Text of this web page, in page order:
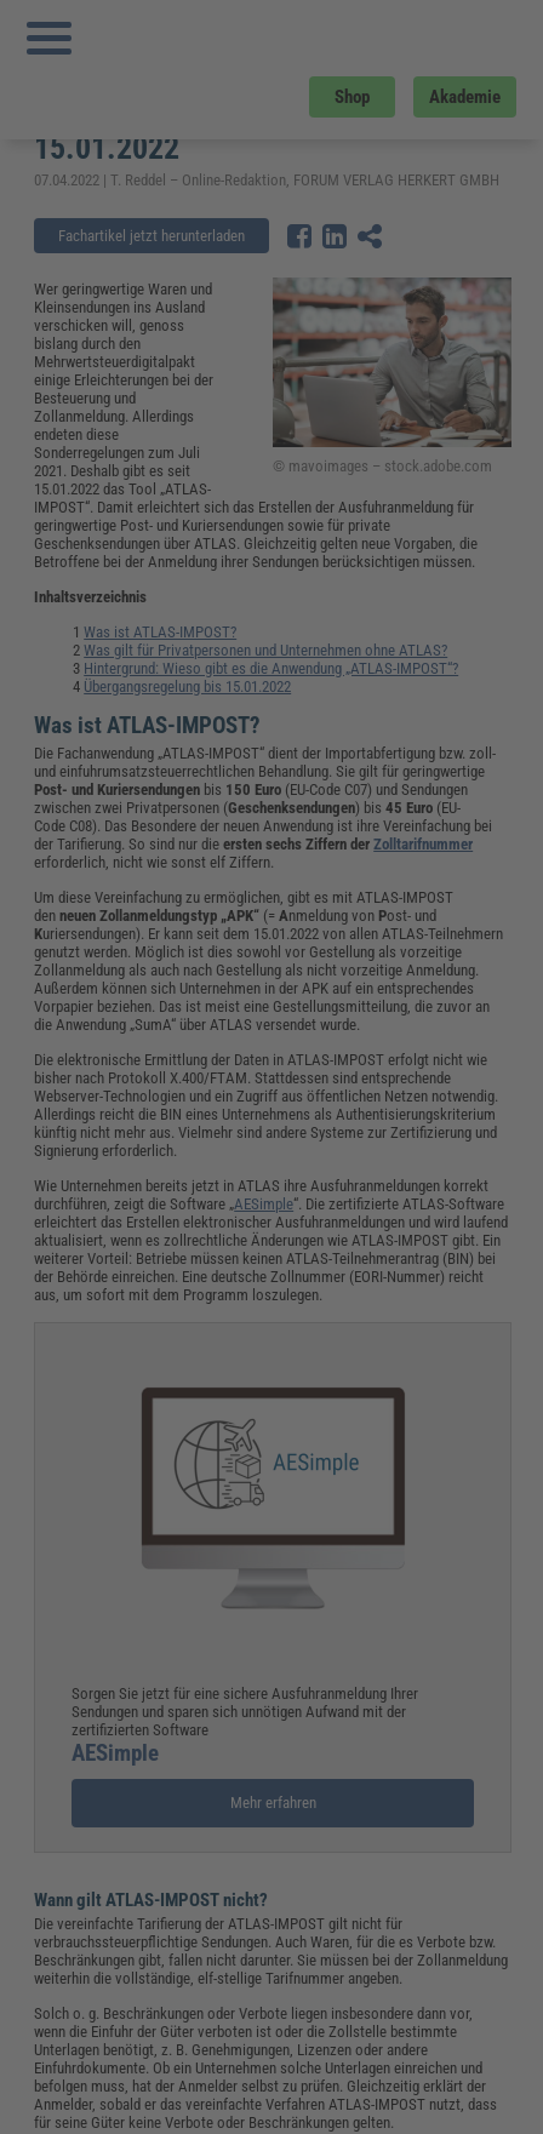
Shop Akademie
Sie sind hier:
Anwendung für Post- und Kuriersendungen ab 15.01.2022
ATLAS-IMPOST: Neue Anwendung
für Post- und Kuriersendungen ab
15.01.2022
07.04.2022 | T. Reddel – Online-Redaktion, FORUM VERLAG HERKERT GMBH
Fachartikel jetzt herunterladen
© mavoimages – stock.adobe.com
Wer geringwertige Waren und
Kleinsendungen ins Ausland
verschicken will, genoss
bislang durch den
Mehrwertsteuerdigitalpakt
einige Erleichterungen bei der
Besteuerung und
Zollanmeldung. Allerdings
endeten diese
Sonderregelungen zum Juli
2021. Deshalb gibt es seit
15.01.2022 das Tool „ATLAS-
IMPOST“. Damit erleichtert sich das Erstellen der Ausfuhranmeldung für
geringwertige Post- und Kuriersendungen sowie für private
Geschenksendungen über ATLAS. Gleichzeitig gelten neue Vorgaben, die
Betroffene bei der Anmeldung ihrer Sendungen berücksichtigen müssen.
Inhaltsverzeichnis
Was ist ATLAS-IMPOST?
Was gilt für Privatpersonen und Unternehmen ohne ATLAS?
Hintergrund: Wieso gibt es die Anwendung „ATLAS-IMPOST“?
Übergangsregelung bis 15.01.2022
Was ist ATLAS-IMPOST?
Die Fachanwendung „ATLAS-IMPOST“ dient der Importabfertigung bzw. zoll-
und einfuhrumsatzsteuerrechtlichen Behandlung. Sie gilt für geringwertige
Post- und Kuriersendungen bis 150 Euro (EU-Code C07) und Sendungen
zwischen zwei Privatpersonen (Geschenksendungen) bis45 Euro (EU-
Code C08). Das Besondere der neuen Anwendung ist ihre Vereinfachung bei
der Tarifierung. So sind nur die ersten sechs Ziffern derZolltarifnummer
erforderlich, nicht wie sonst elf Ziffern.
Um diese Vereinfachung zu ermöglichen, gibt es mit ATLAS-IMPOST
denneuen Zollanmeldungstyp „APK“ (= Anmeldung von Post- und
Kuriersendungen). Er kann seit dem 15.01.2022 von allen ATLAS-Teilnehmern
genutzt werden. Möglich ist dies sowohl vor Gestellung als vorzeitige
Zollanmeldung als auch nach Gestellung als nicht vorzeitige Anmeldung.
Außerdem können sich Unternehmen in der APK auf ein entsprechendes
Vorpapier beziehen. Das ist meist eine Gestellungsmitteilung, die zuvor an
die Anwendung „SumA“ über ATLAS versendet wurde.
Die elektronische Ermittlung der Daten in ATLAS-IMPOST erfolgt nicht wie
bisher nach Protokoll X.400/FTAM. Stattdessen sind entsprechende
Webserver-Technologien und ein Zugriff aus öffentlichen Netzen notwendig.
Allerdings reicht die BIN eines Unternehmens als Authentisierungskriterium
künftig nicht mehr aus. Vielmehr sind andere Systeme zur Zertifizierung und
Signierung erforderlich.
Wie Unternehmen bereits jetzt in ATLAS ihre Ausfuhranmeldungen korrekt
durchführen, zeigt die Software „AESimple“. Die zertifizierte ATLAS-Software
erleichtert das Erstellen elektronischer Ausfuhranmeldungen und wird laufend
aktualisiert, wenn es zollrechtliche Änderungen wie ATLAS-IMPOST gibt. Ein
weiterer Vorteil: Betriebe müssen keinen ATLAS-Teilnehmerantrag (BIN) bei
der Behörde einreichen. Eine deutsche Zollnummer (EORI-Nummer) reicht
aus, um sofort mit dem Programm loszulegen.
Sorgen Sie jetzt für eine sichere Ausfuhranmeldung Ihrer
Sendungen und sparen sich unnötigen Aufwand mit der
zertifizierten Software
AESimple
Mehr erfahren
Wann gilt ATLAS-IMPOST nicht?
Die vereinfachte Tarifierung der ATLAS-IMPOST gilt nicht für
verbrauchssteuerpflichtige Sendungen. Auch Waren, für die es Verbote bzw.
Beschränkungen gibt, fallen nicht darunter. Sie müssen bei der Zollanmeldung
weiterhin die vollständige, elf-stellige Tarifnummer angeben.
Solch o. g. Beschränkungen oder Verbote liegen insbesondere dann vor,
wenn die Einfuhr der Güter verboten ist oder die Zollstelle bestimmte
Unterlagen benötigt, z. B. Genehmigungen, Lizenzen oder andere
Einfuhrdokumente. Ob ein Unternehmen solche Unterlagen einreichen und
befolgen muss, hat der Anmelder selbst zu prüfen. Gleichzeitig erklärt der
Anmelder, sobald er das vereinfachte Verfahren ATLAS-IMPOST nutzt, dass
für seine Güter keine Verbote oder Beschränkungen gelten.